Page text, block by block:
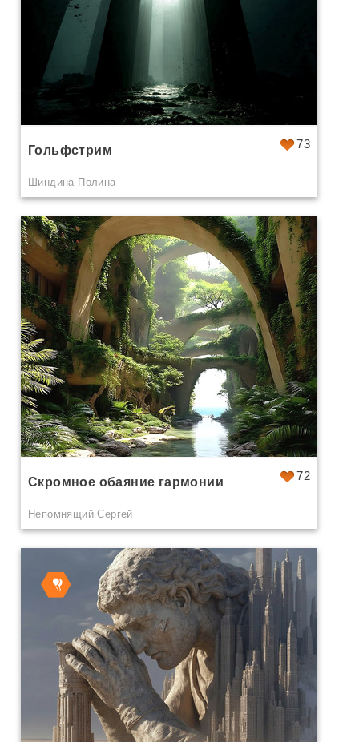
73
Гольфстрим
Шиндина Полина
72
Скромное обаяние гармонии
Непомнящий Сергей